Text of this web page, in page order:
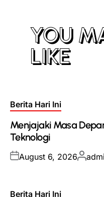
YOU
LIKE
Posted
Berita Hari Ini
Menjajaki Masa
Teknologi
Posted
August 6, 2026Posted
Posted
Berita Hari Ini